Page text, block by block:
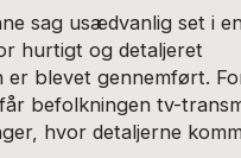
sag usædvanlig set i
hurtigt og detaljeret
er blevet gennemført.
befolkningen tv-
hvor detaljerne